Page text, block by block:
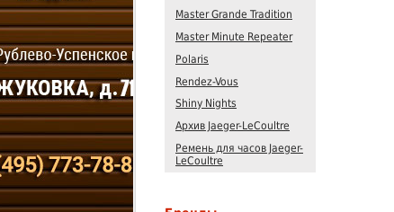
Master Grande Tradition
Master Minute Repeater
Polaris
Rendez-Vous
Shiny Nights
Архив Jaeger-LeCoultre
Ремень для часов Jaeger-
LeCoultre